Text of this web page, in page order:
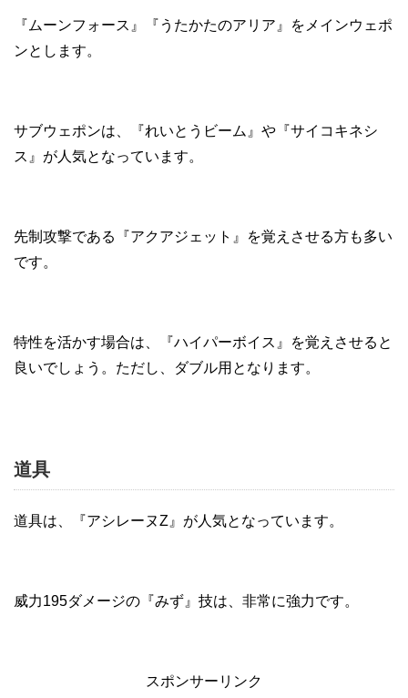
『ムーンフォース』『うたかたのアリア』をメインウェポ
ンとします。
サブウェポンは、『れいとうビーム』や『サイコキネシ
ス』が人気となっています。
先制攻撃である『アクアジェット』を覚えさせる方も多い
です。
特性を活かす場合は、『ハイパーボイス』を覚えさせると
良いでしょう。ただし、ダブル用となります。
道具
道具は、『アシレーヌZ』が人気となっています。
威力195ダメージの『みず』技は、非常に強力です。
スポンサーリンク